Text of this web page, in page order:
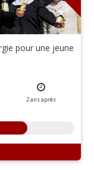
pour une jeune
2ansaprès